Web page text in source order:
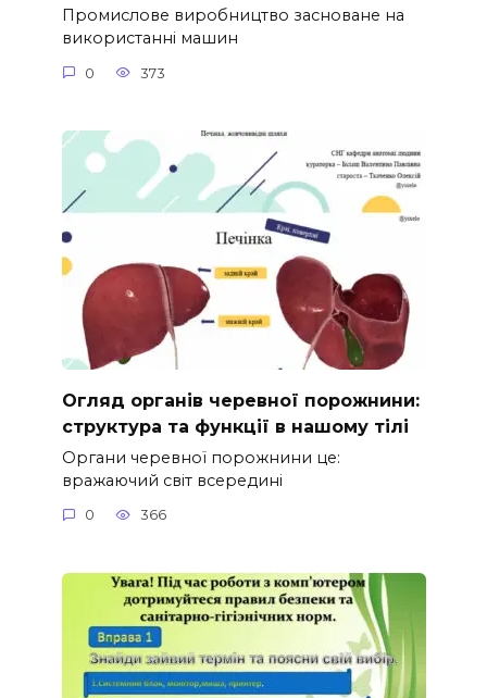
Промислове виробництво засноване на
використанні машин
0 373
Огляд органів черевної порожнини:
структура та функції в нашому тілі
Органи черевної порожнини це:
вражаючий світ всередині
0 366